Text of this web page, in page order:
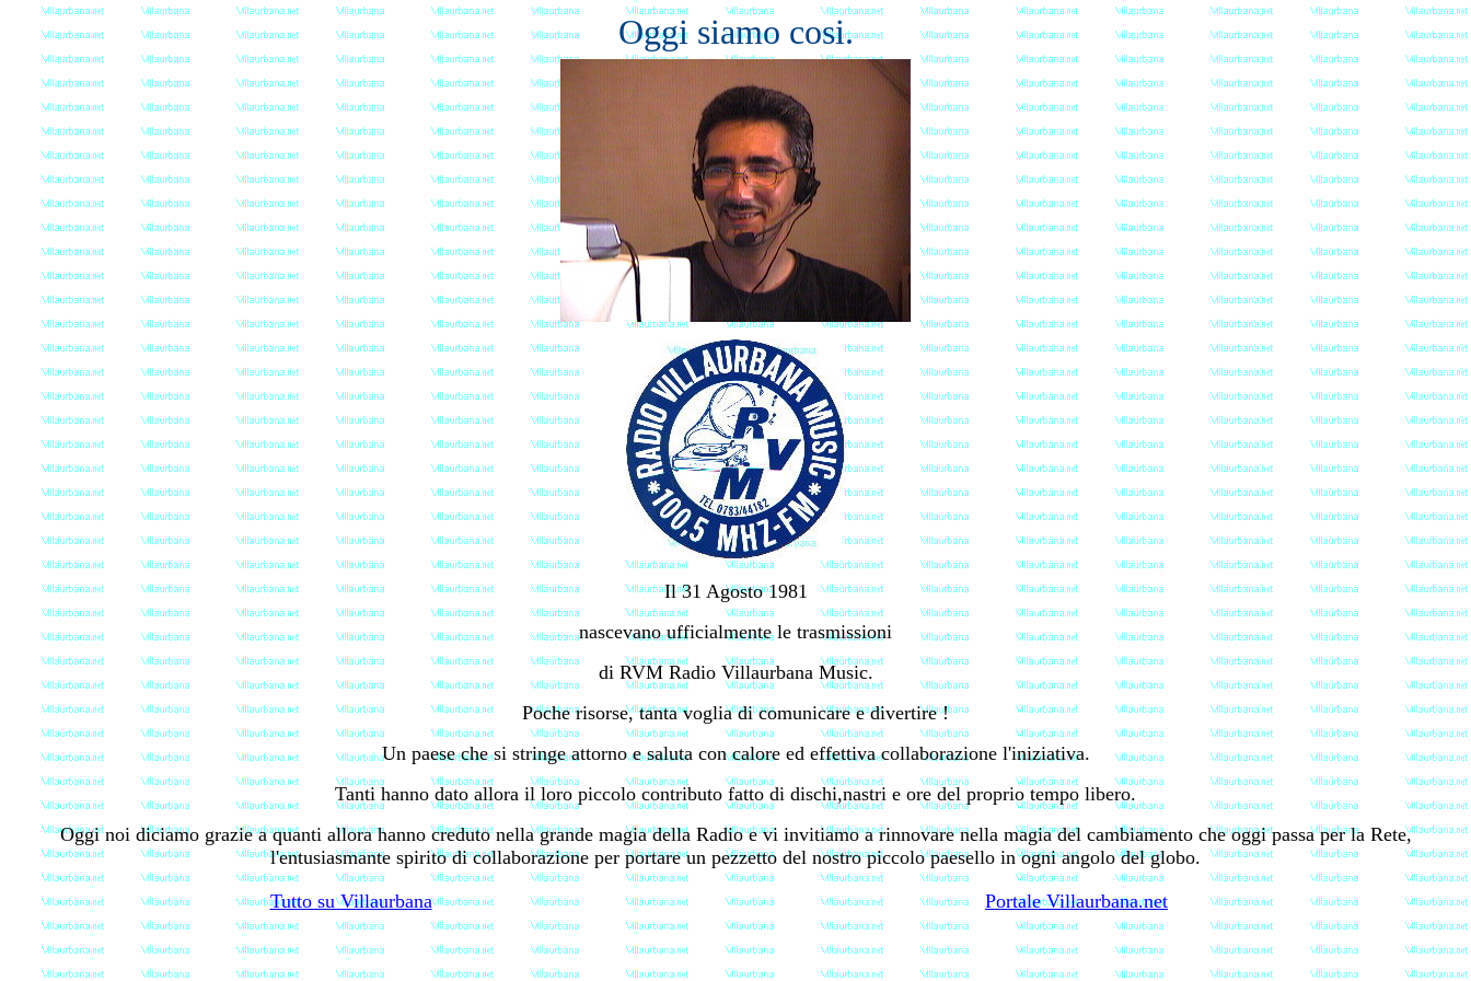
Oggi siamo cosi.
Il 31 Agosto 1981
nascevano ufficialmente le trasmissioni
di RVM Radio Villaurbana Music.
Poche risorse, tanta voglia di comunicare e divertire !
Un paese che si stringe attorno e saluta con calore ed effettiva collaborazione l'iniziativa.
Tanti hanno dato allora il loro piccolo contributo fatto di dischi,nastri e ore del proprio tempo libero.
Oggi noi diciamo grazie a quanti allora hanno creduto nella grande magia della Radio e vi invitiamo a rinnovare nella magia del cambiamento che oggi passa per la Rete,
l'entusiasmante spirito di collaborazione per portare un pezzetto del nostro piccolo paesello in ogni angolo del globo.
Tutto su Villaurbana
Portale Villaurbana.net